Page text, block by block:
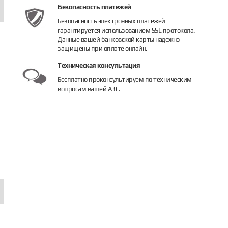
Безопасность платежей
Безопасность электронных платежей
гарантируется использованием SSL протокола.
Данные вашей банковской карты надежно
защищены при оплате онлайн.
Техническая консультация
Бесплатно проконсультируем по техническим
вопросам вашей АЗС.